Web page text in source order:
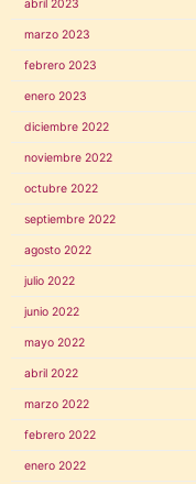
abril 2023
marzo 2023
febrero 2023
enero 2023
diciembre 2022
noviembre 2022
octubre 2022
septiembre 2022
agosto 2022
julio 2022
junio 2022
mayo 2022
abril 2022
marzo 2022
febrero 2022
enero 2022